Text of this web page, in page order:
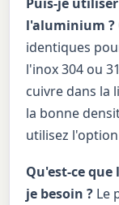
l'aluminium ?
identiques
l'inox 304 ou
cuivre dans la
la bonne
utilisez
Qu'est-ce
je besoin ? Le